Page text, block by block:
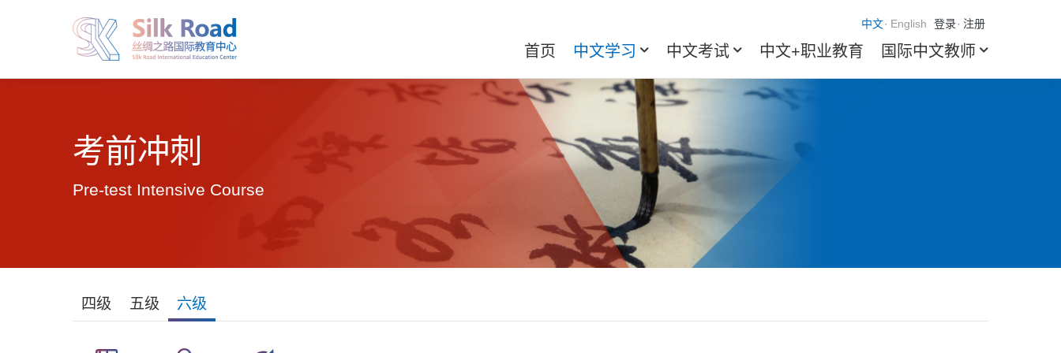
中文· English 登录· 注册
首页 中文学习 中文考试 中文+职业教育 国际中文教师
考前冲刺
Pre-test Intensive Course
四级 五级 六级